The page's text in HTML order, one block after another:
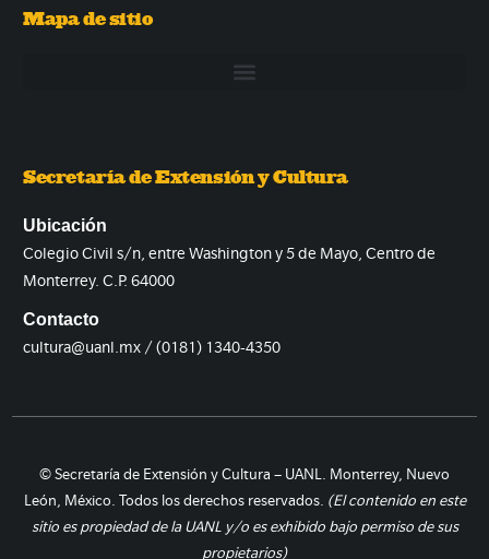
Mapa de sitio
Secretaría de Extensión y Cultura
Ubicación
Colegio Civil s/n, entre Washington y 5 de Mayo, Centro de
Monterrey. C.P. 64000
Contacto
cultura@uanl.mx / (0181) 1340-4350
© Secretaría de Extensión y Cultura – UANL. Monterrey, Nuevo
León, México. Todos los derechos reservados. (El contenido en este
sitio es propiedad de la UANL y/o es exhibido bajo permiso de sus
propietarios)